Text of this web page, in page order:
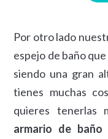
Por otro lado
espejo de baño
siendo una gran
tienes muchas
quieres tenerlas
armario de